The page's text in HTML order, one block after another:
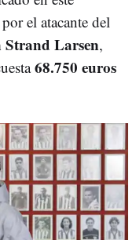
el atacante del
Strand Larsen,
68.750 euros